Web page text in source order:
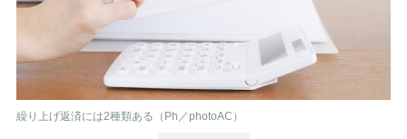
繰り上げ返済には2種類ある（Ph／photoAC）